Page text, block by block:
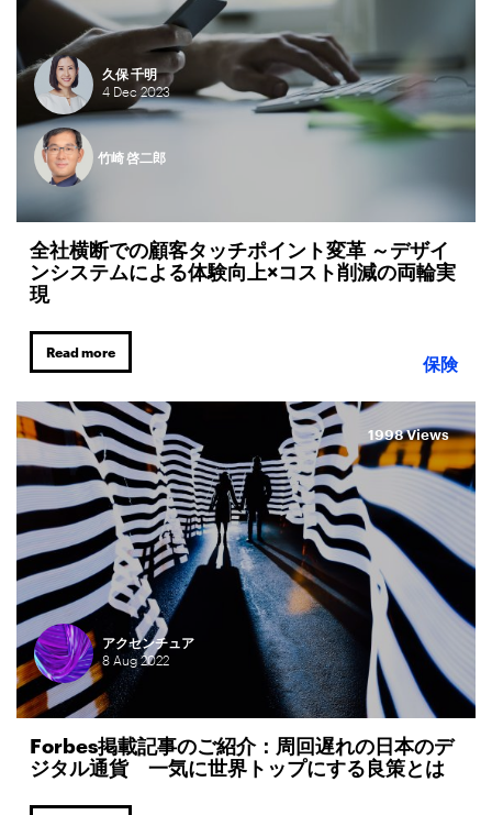
久保 千明
4 Dec 2023
竹崎 啓二郎
全社横断での顧客タッチポイント変革 ～デザイ
ンシステムによる体験向上×コスト削減の両輪実
現
Read more
保険
アクセンチュア
8Aug2022
Forbes掲載記事のご紹介：周回遅れの日本のデ
ジタル通貨 一気に世界トップにする良策とは
1998 Views